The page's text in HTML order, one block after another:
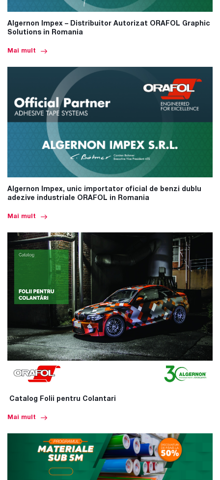
Algernon Impex – Distribuitor Autorizat ORAFOL Graphic
Solutions in Romania
Mai mult
Algernon Impex, unic importator oficial de benzi dublu
adezive industriale ORAFOL in Romania
Mai mult
Catalog Folii pentru Colantari
Mai mult